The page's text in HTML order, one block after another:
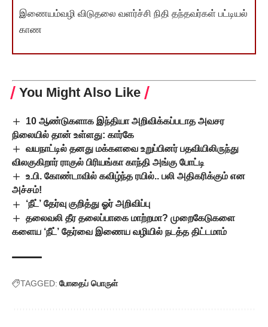
இணையம்வழி விடுதலை வளர்ச்சி நிதி தந்தவர்கள் பட்டியல்
காண
You Might Also Like
10 ஆண்டுகளாக இந்தியா அறிவிக்கப்படாத அவசர
நிலையில் தான் உள்ளது: கார்கே
வயநாட்டில் தனது மக்களவை உறுப்பினர் பதவியிலிருந்து
விலகுகிறார் ராகுல் பிரியங்கா காந்தி அங்கு போட்டி
உ.பி. கோண்டாவில் கவிழ்ந்த ரயில்.. பலி அதிகரிக்கும் என
அச்சம்!
‘நீட்’ தேர்வு குறித்து ஓர் அறிவிப்பு
தலைவலி தீர தலைப்பாகை மாற்றமா? முறைகேடுகளை
களைய ‘நீட்’ தேர்வை இணைய வழியில் நடத்த திட்டமாம்
TAGGED: போதைப் பொருள்